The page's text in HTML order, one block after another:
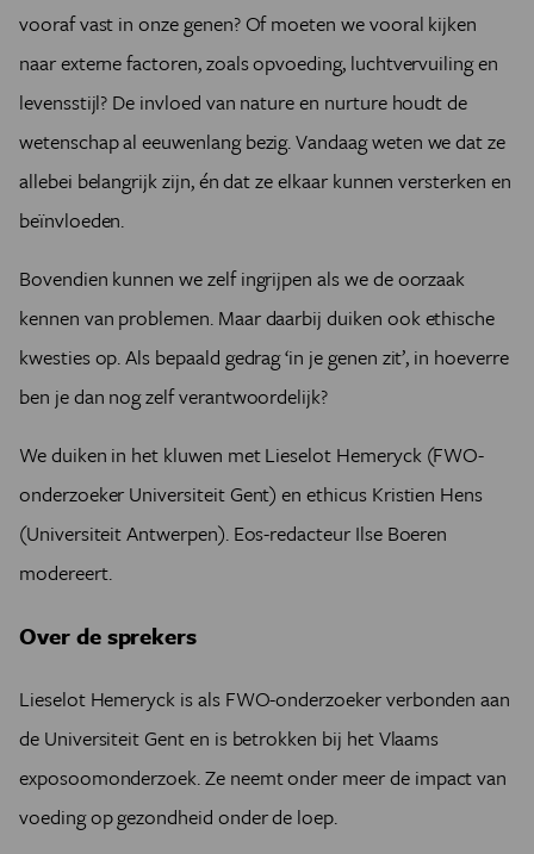
vooraf vast in onze genen? Of moeten we vooral kijken
naar externe factoren, zoals opvoeding, luchtvervuiling en
levensstijl? De invloed van nature en nurture houdt de
wetenschap al eeuwenlang bezig. Vandaag weten we dat ze
allebei belangrijk zijn, én dat ze elkaar kunnen versterken en
beïnvloeden.
Bovendien kunnen we zelf ingrijpen als we de oorzaak
kennen van problemen. Maar daarbij duiken ook ethische
kwesties op. Als bepaald gedrag ‘in je genen zit’, in hoeverre
ben je dan nog zelf verantwoordelijk?
We duiken in het kluwen met Lieselot Hemeryck (FWO-
onderzoeker Universiteit Gent) en ethicus Kristien Hens
(Universiteit Antwerpen). Eos-redacteur Ilse Boeren
modereert.
Over de sprekers
Lieselot Hemeryck is als FWO-onderzoeker verbonden aan
de Universiteit Gent en is betrokken bij het Vlaams
exposoomonderzoek. Ze neemt onder meer de impact van
voeding op gezondheid onder de loep.